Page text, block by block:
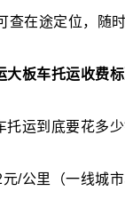
查在途定位，随
大板车托运收费标
托运到底要花多
元/公里（一线城